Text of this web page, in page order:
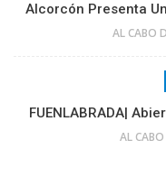
Alcorcón Presenta
FUENLABRADA|